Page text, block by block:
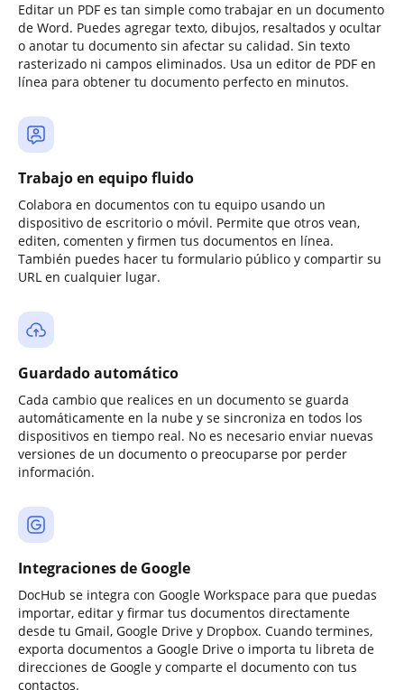
Editar un PDF es tan simple como trabajar en un documento
de Word. Puedes agregar texto, dibujos, resaltados y ocultar
o anotar tu documento sin afectar su calidad. Sin texto
rasterizado ni campos eliminados. Usa un editor de PDF en
línea para obtener tu documento perfecto en minutos.
Trabajo en equipo fluido
Colabora en documentos con tu equipo usando un
dispositivo de escritorio o móvil. Permite que otros vean,
editen, comenten y firmen tus documentos en línea.
También puedes hacer tu formulario público y compartir su
URL en cualquier lugar.
Guardado automático
Cada cambio que realices en un documento se guarda
automáticamente en la nube y se sincroniza en todos los
dispositivos en tiempo real. No es necesario enviar nuevas
versiones de un documento o preocuparse por perder
información.
Integraciones de Google
DocHub se integra con Google Workspace para que puedas
importar, editar y firmar tus documentos directamente
desde tu Gmail, Google Drive y Dropbox. Cuando termines,
exporta documentos a Google Drive o importa tu libreta de
direcciones de Google y comparte el documento con tus
contactos.